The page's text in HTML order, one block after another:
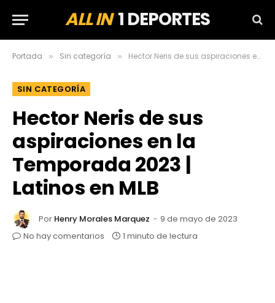
ALL IN1 DEPORTES
Portada » Sin categoría » Hector Neris de sus aspiraciones en la Temporada 2023 | Latinos en MLB
SIN CATEGORÍA
Hector Neris de sus
aspiraciones en la
Temporada 2023 |
Latinos en MLB
Por Henry Morales Marquez
9 de mayo de 2023
No hay comentarios
1 minuto de lectura